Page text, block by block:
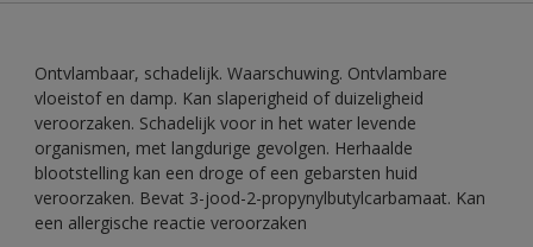
Ontvlambaar, schadelijk. Waarschuwing. Ontvlambare
vloeistof en damp. Kan slaperigheid of duizeligheid
veroorzaken. Schadelijk voor in het water levende
organismen, met langdurige gevolgen. Herhaalde
blootstelling kan een droge of een gebarsten huid
veroorzaken. Bevat 3-jood-2-propynylbutylcarbamaat. Kan
een allergische reactie veroorzaken